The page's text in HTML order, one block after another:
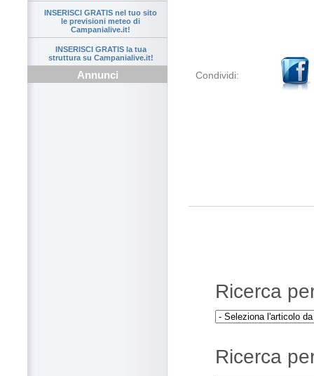
INSERISCI GRATIS nel tuo sito
le previsioni meteo di
Campanialive.it!
INSERISCI GRATIS la tua
struttura su Campanialive.it!
Annunci Condividi:
Ricerca
Ricerca